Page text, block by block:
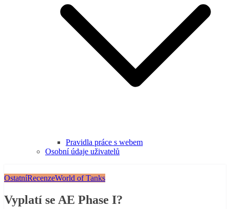
Pravidla práce s webem
Osobní údaje uživatelů
OstatníRecenzeWorld of Tanks
Vyplatí se AE Phase I?